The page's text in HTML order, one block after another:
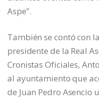
Aspe”.
También se contó con
presidente de la Real
Cronistas Oficiales,
al ayuntamiento que
de Juan Pedro Asencio